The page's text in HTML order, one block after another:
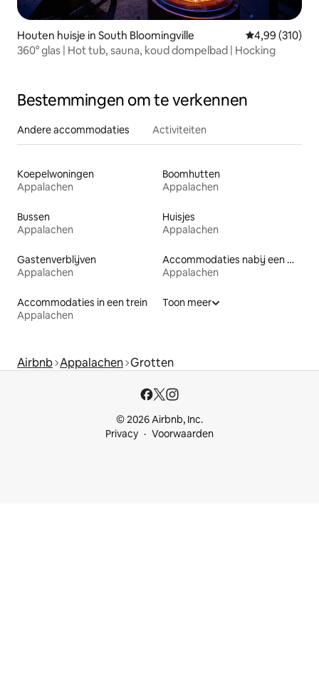
Houten huisje in South Bloomingville Gemiddelde
4,99 (310)
360° glas | Hot tub, sauna, koud dompelbad | Hocking
Bestemmingen om te verkennen
Andere accommodaties Activiteiten
Koepelwoningen
Appalachen
Boomhutten
Appalachen
Bussen
Appalachen
Huisjes
Appalachen
Gastenverblijven
Appalachen
Accommodaties nabij een meer
Appalachen
Accommodaties in een trein
Appalachen
Toon meer
Airbnb Appalachen Grotten
© 2026 Airbnb, Inc.
Privacy
Voorwaarden